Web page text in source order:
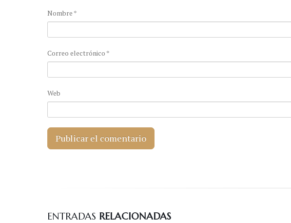
Nombre *
Correo electrónico *
Web
ENTRADAS RELACIONADAS